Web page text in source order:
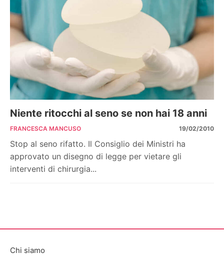
Niente ritocchi al seno se non hai 18 anni
FRANCESCA MANCUSO 19/02/2010
Stop al seno rifatto. Il Consiglio dei Ministri ha
approvato un disegno di legge per vietare gli
interventi di chirurgia...
Chi siamo